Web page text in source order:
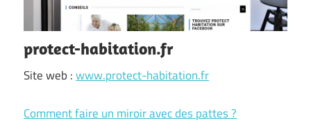
protect-habitation.fr
Site web :www.protect-habitation.fr
Comment faire un miroir avec des pattes ?